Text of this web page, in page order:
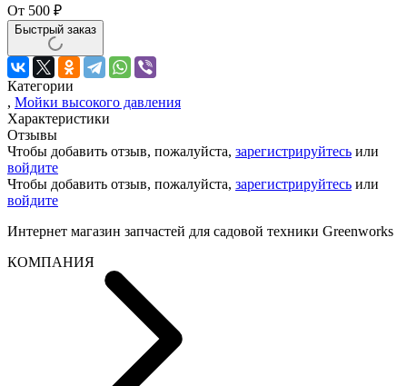
От 500 ₽
Быстрый заказ
Категории
, Мойки высокого давления
Характеристики
Отзывы
Чтобы добавить отзыв, пожалуйста, зарегистрируйтесь или
войдите
Чтобы добавить отзыв, пожалуйста, зарегистрируйтесь или
войдите
Интернет магазин запчастей для садовой техники Greenworks
КОМПАНИЯ